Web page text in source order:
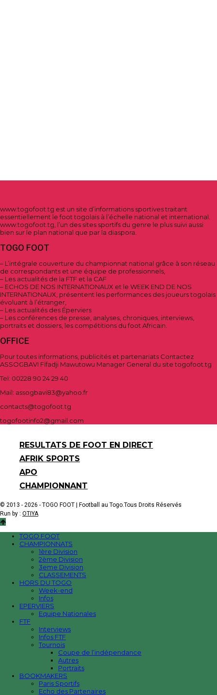
www.togofoot.tg est un site d’informations sportives traitant
essentiellement le foot togolais à l’échelle national et international.
www.togofoot.tg, l’un des sites sportifs du genre le plus suivi aussi
bien sur le plan national que par la diaspora.
TOGO FOOT
– L’intégrale couverture du championnat national grâce à son réseau
de correspondants et une équipe de professionnels,
– Les actualités de la FTF et la CAF
– ECHOS DE NOS INTERNATIONAUX et le WEEK END DE NOS
INTERNATIONAUX, présentent les performances des joueurs togolais
évoluant à l’étranger,
– Les actualités des Éperviers
– Les conférences de presse, analyses, chroniques, interviews,
portraits et dossiers, les compétitions du foot Africain.
OFFICE
Pour toutes informations, publicités et partenariats Contactez
ASSOGBAVI Fifadji Mawutowu Manager General du site togofoot.tg
Tel: 00228 90 24 29 40
Mail: assogbavi83@yahoo.fr
contacts@togofoot.tg
togofootinfo2@gmail.com
RESULTATS DE FOOT EN DIRECT
AFRIK SPORTS
APO
CHAMPIONNANT
© 2013 - 2026 - TOGO FOOT | Football au Togo.Tous Droits Réservés
Run by : OTIYA
TOGO FOOT
CHAMPIONNATS
1ère Division
2ème Division
3eme Division
CLASSEMENTS
HORS DU TOGO
Week-end
Infos
EPERVIERS
Equipe Nationales
FTF
Interviews
Infos FTF
Tournois
Coupe de l’indépendance
Autres
Portraits
BOOKMAKERS
Paris Sportifs
Echo des Partenaires